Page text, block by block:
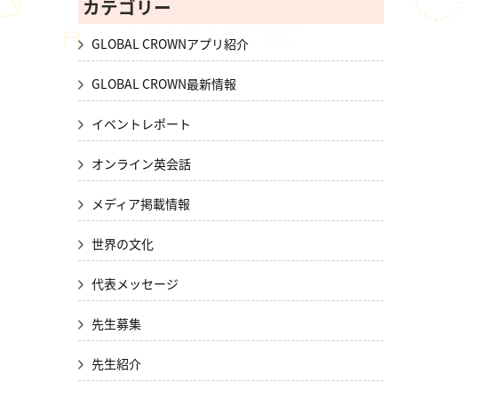
カテゴリー
GLOBAL CROWNアプリ紹介
GLOBAL CROWN最新情報
イベントレポート
オンライン英会話
メディア掲載情報
世界の文化
代表メッセージ
先生募集
先生紹介